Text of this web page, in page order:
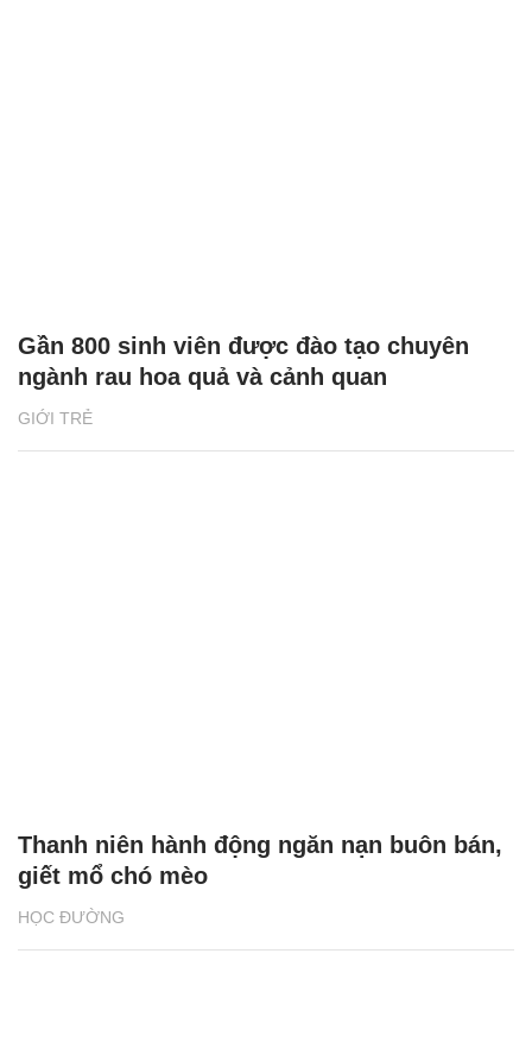
GIỚI TRẺ
Gần 800 sinh viên được đào tạo chuyên
ngành rau hoa quả và cảnh quan
HỌC ĐƯỜNG
Thanh niên hành động ngăn nạn buôn bán,
giết mổ chó mèo